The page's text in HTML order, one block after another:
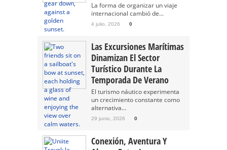
La forma de organizar un viaje
internacional cambió de...
4 julio, 2026 0
Las Excursiones Marítimas
Dinamizan El Sector
Turístico Durante La
Temporada De Verano
El turismo náutico experimenta
un crecimiento constante como
alternativa...
29 junio, 2026 0
Conexión, Aventura Y